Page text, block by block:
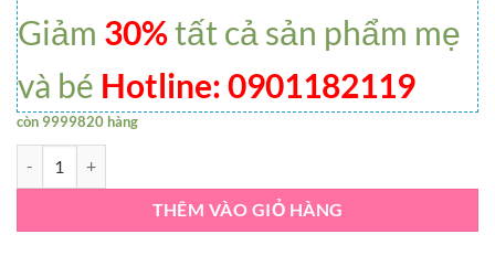
Giảm 30%tất cả sản phẩm mẹ
và bé Hotline: 0901182119
còn 9999820 hàng
THÊM VÀO GIỎ HÀNG